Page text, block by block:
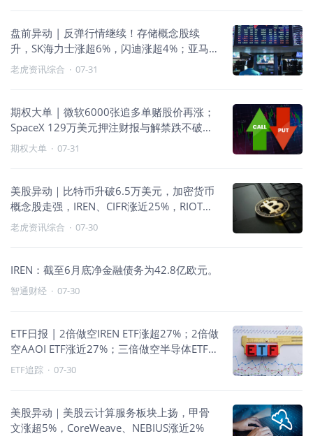
盘前异动 | 反弹行情继续！存储概念股续
升，SK海力士涨超6%，闪迪涨超4%；亚马
逊、苹果财报后走势分化，亚马逊涨超
老虎资讯综合 · 07-31
期权大单 | 微软6000张追多单赌股价再涨；
SpaceX 129万美元押注财报与解禁跌不破
100美元；韩国ETF零成本单博反弹止步200
期权大单 · 07-31
美股异动｜比特币升破6.5万美元，加密货币
概念股走强，IREN、CIFR涨近25%，RIOT涨
超19%
老虎资讯综合 · 07-30
IREN：截至6月底净金融债务为42.8亿欧元。
智通财经 · 07-30
ETF日报 | 2倍做空IREN ETF涨超27%；2倍做
空AAOI ETF涨近27%；三倍做空半导体ETF涨
超16%；科技做空与原油走强
ETF追踪 · 07-30
美股异动｜美股云计算服务板块上扬，甲骨
文涨超5%，CoreWeave、NEBIUS涨近2%